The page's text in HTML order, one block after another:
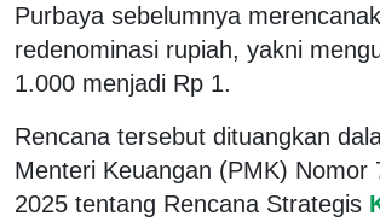
Purbaya sebelumnya
redenominasi rupiah, yakni
1.000 menjadi Rp 1.
Rencana tersebut dituangkan
Menteri Keuangan (PMK) Nomor
2025 tentang Rencana Strategis